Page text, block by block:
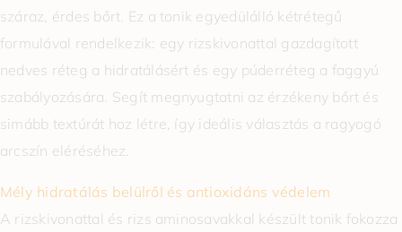
száraz, érdes bőrt. Ez a tonik egyedülálló kétrétegű
formulával rendelkezik: egy rizskivonattal gazdagított
nedves réteg a hidratálásért és egy púderréteg a faggyú
szabályozására. Segít megnyugtatni az érzékeny bőrt és
simább textúrát hoz létre, így ideális választás a ragyogó
arcszín eléréséhez.
Mély hidratálás belülről és antioxidáns védelem
A rizskivonattal és rizs aminosavakkal készült tonik fokozza